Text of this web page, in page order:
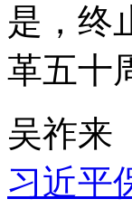
是，终
革五十
吴祚来
习近平